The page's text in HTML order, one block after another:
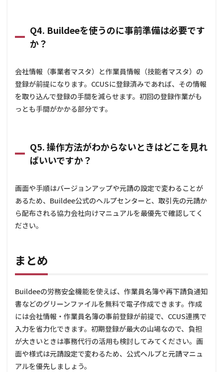
Q4. Buildeeを使うのに事前準備は必要です
か？
会社情報（事業者マスタ）と作業員情報（技能者マスタ）の
登録が前提になります。CCUSに登録済みであれば、その情報
を取り込んで登録の手間を減らせます。初回の登録作業がも
っとも手間がかかる部分です。
Q5. 操作方法がわからないときはどこを見れ
ばいいですか？
画面や手順はバージョンアップや元請の設定で変わることが
あるため、Buildee公式のヘルプセンターと、取引先の元請か
ら配布される協力会社向けマニュアルを最優先で確認してく
ださい。
まとめ
Buildeeの労務安全機能を使えば、作業員名簿や再下請負通知
書などのグリーンファイルを無料で電子作成できます。作成
には会社情報・作業員名簿の事前登録が前提で、CCUS連携で
入力を省力化できます。初期登録が最大の山場なので、負担
が大きいときは事務代行の活用も検討してみてください。画
面や様式は元請設定で変わるため、公式ヘルプと元請マニュ
アルを優先しましょう。